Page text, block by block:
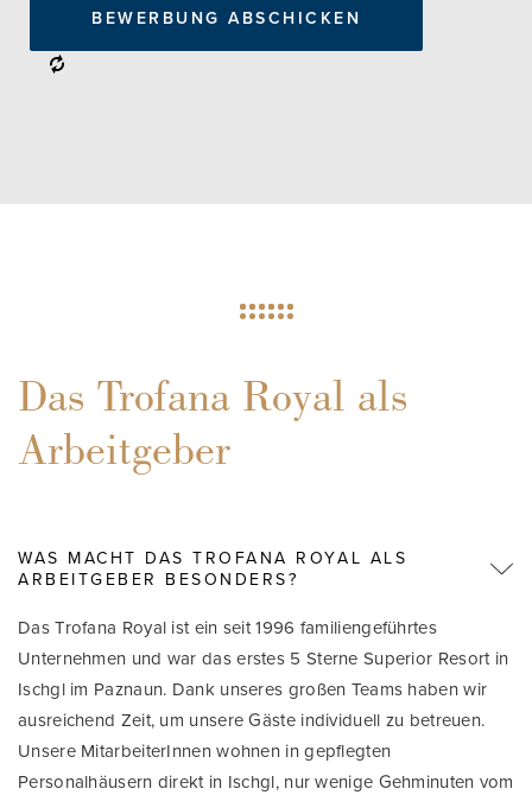
Das Trofana Royal als
Arbeitgeber
WAS MACHT DAS TROFANA ROYAL ALS
ARBEITGEBER BESONDERS?
Das Trofana Royal ist ein seit 1996 familiengeführtes
Unternehmen und war das erstes 5 Sterne Superior Resort in
Ischgl im Paznaun. Dank unseres großen Teams haben wir
ausreichend Zeit, um unsere Gäste individuell zu betreuen.
Unsere MitarbeiterInnen wohnen in gepflegten
Personalhäusern direkt in Ischgl, nur wenige Gehminuten vom